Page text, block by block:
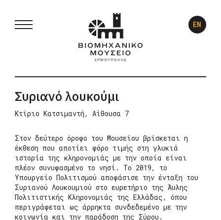
EN
Συριανό λουκούμι
Κτίριο Κατσιμαντή, Αίθουσα 7
Στον δεύτερο όροφο του Μουσείου βρίσκεται η
έκθεση που αποτίει φόρο τιμής στη γλυκιά
ιστορία της κληρονομιάς με την οποία είναι
πλέον συνυφασμένο το νησί. Το 2019, το
Υπουργείο Πολιτισμού αποφάσισε την ένταξη του
Συριανού Λουκουμιού στο ευρετήριο της Άυλης
Πολιτιστικής Κληρονομιάς της Ελλάδας, όπου
περιγράφεται ως άρρηκτα συνδεδεμένο με την
κοινωνία και την παράδοση της Σύρου.